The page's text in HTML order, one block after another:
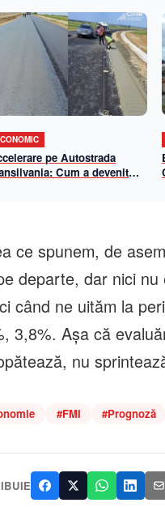
pe Autostrada
Cum a devenit
ce spunem, de
departe, dar nici
când ne uităm la
3,8%. Aşa că
nu
#FMI #Prognoză